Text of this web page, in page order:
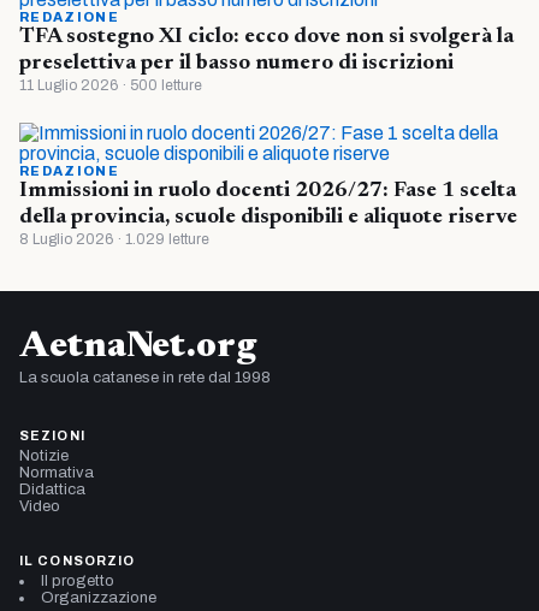
REDAZIONE
TFA sostegno XI ciclo: ecco dove non si svolgerà la
preselettiva per il basso numero di iscrizioni
11 Luglio 2026 · 500 letture
REDAZIONE
Immissioni in ruolo docenti 2026/27: Fase 1 scelta
della provincia, scuole disponibili e aliquote riserve
8 Luglio 2026 · 1.029 letture
AetnaNet.org
La scuola catanese in rete dal 1998
SEZIONI
Notizie
Normativa
Didattica
Video
IL CONSORZIO
Il progetto
Organizzazione